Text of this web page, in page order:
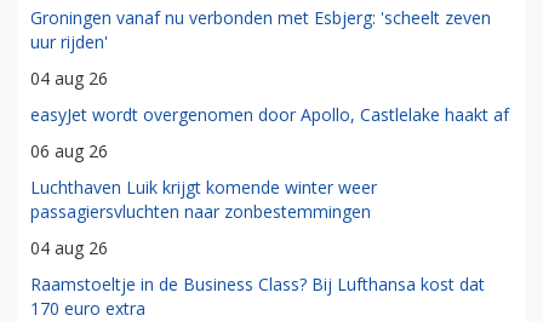
Groningen vanaf nu verbonden met Esbjerg: 'scheelt zeven
uur rijden'
04 aug 26
easyJet wordt overgenomen door Apollo, Castlelake haakt af
06 aug 26
Luchthaven Luik krijgt komende winter weer
passagiersvluchten naar zonbestemmingen
04 aug 26
Raamstoeltje in de Business Class? Bij Lufthansa kost dat
170 euro extra